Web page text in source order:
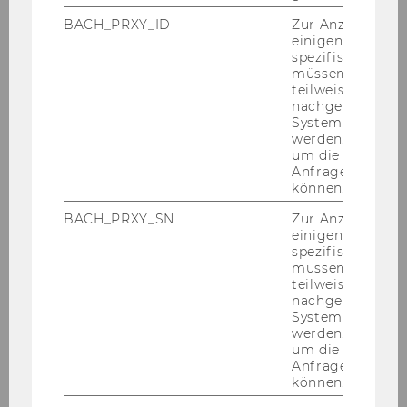
schließ­lich für Stu­di­um, For­schung und Lehre
an der WU sowie für den pri­va­ten Ge­brauch
zur Ver­fü­gung. Die Ver­wen­dung durch und
Wei­ter­ga­be an Drit­te, die kom­mer­zi­el­le Nut­
zung, sys­te­ma­ti­sches und ma­schi­nel­les Her­un­
ter­la­den sowie das Wie­der­ver­öf­fent­li­chen von
In­hal­ten sind in jedem Fall ver­bo­ten. Drit­te
sind auch ex­ter­ne Platt­for­men, ins­be­son­de­re
Künstliche-​Intelligenz-Systeme, bei denen die
Spei­che­rung und zu­künf­ti­ge Nut­zung der In­
hal­te durch Drit­te er­mög­licht wird.
Im Fall einer Zu­wi­der­hand­lung ist die WU be­
rech­tigt, die Kon­takt­da­ten der be­tref­fen­den
Nut­zer*innen an Ver­trags­part­ner*innen wei­ter
zu geben bzw. den Zu­gang zu elek­tro­ni­schen
Res­sour­cen zu sper­ren. Wird die WU wegen
einer durch Be­nut­zer*innen ver­ur­sach­ten Ver­
let­zung von Rech­ten Drit­ter in An­spruch ge­
BACH_PRXY_ID
Zur Anzeige von
einigen WU-
spezifischen
müssen
teilweise von
nachgelagerten
System
werden.
um die Antwort
Anfrage
können.
BACH_PRXY_SN
Zur Anzeige von
einigen WU-
spezifischen
müssen
teilweise von
nachgelagerten
System
werden.
um die Antwort
Anfrage
können.